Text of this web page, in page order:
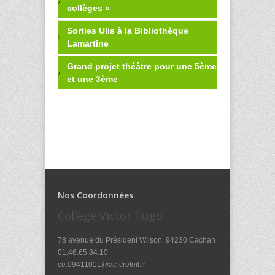
collèges »
Sorties Ulis à la Bibliothèque
Lamartine
Grand projet théâtre pour une 5ème
et une 3ème
Nos Coordonnées
Collège Victor Hugo
78 avenue du Président Wilson, 94230 Cachan
01.46.65.84.10
ce.0941101L@ac-creteil.fr